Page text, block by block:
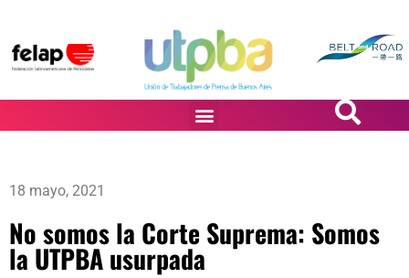
18 mayo, 2021
No somos la Corte Suprema: Somos
la UTPBA usurpada